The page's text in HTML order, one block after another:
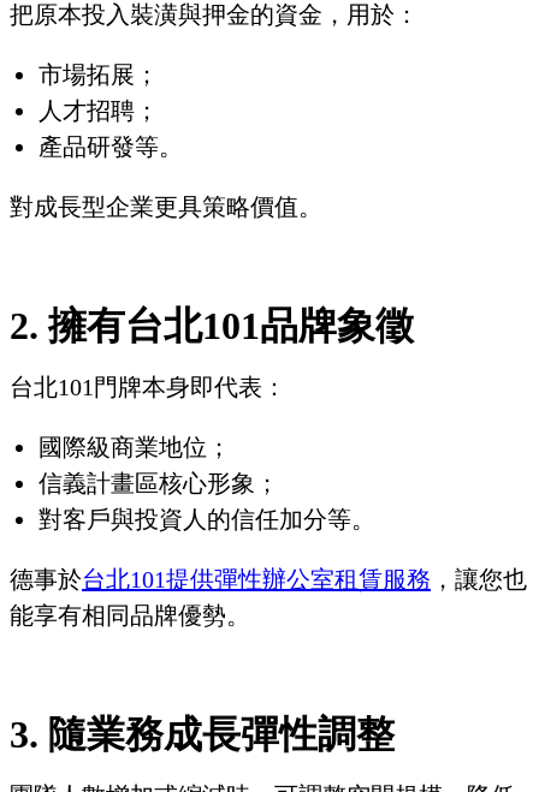
把原本投入裝潢與押金的資金，用於：
市場拓展；
人才招聘；
產品研發等。
對成長型企業更具策略價值。
2. 擁有台北101品牌象徵
台北101門牌本身即代表：
國際級商業地位；
信義計畫區核心形象；
對客戶與投資人的信任加分等。
德事於台北101提供彈性辦公室租賃服務 ，讓您也
能享有相同品牌優勢。
3. 隨業務成長彈性調整